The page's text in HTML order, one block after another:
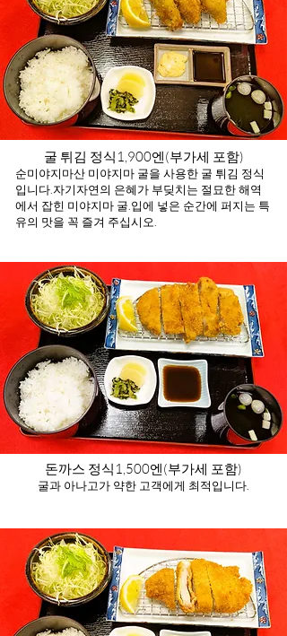
굴 튀김 정식 1,900엔(부가세 포함)​
순미야지마산 미야지마 굴을 사용한 굴 튀김 정식
입니다.자기자연의 은혜가 부딪치는 절묘한 해역
에서 잡힌 미야지마 굴. 입에 넣은 순간에 퍼지는 특
유의 맛을 꼭 즐겨 주십시오.
돈까스 정식 1,500엔(부가세 포함)​
굴과 아나고가 약한 고객에게 최적입니다.